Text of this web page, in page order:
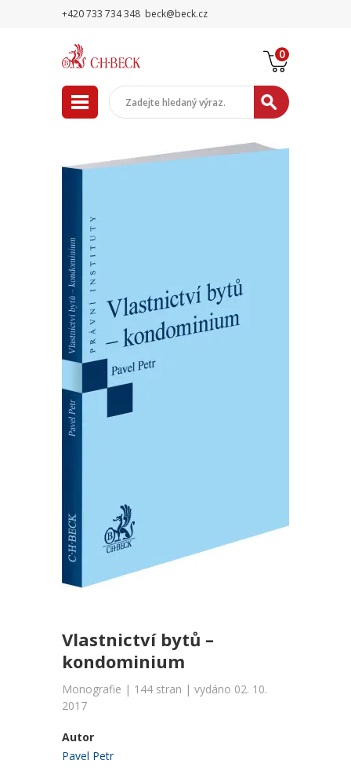
+420 733 734 348 beck@beck.cz
0
Vlastnictví bytů –
kondominium
Monografie | 144 stran | vydáno 02. 10.
2017
Autor
Pavel Petr